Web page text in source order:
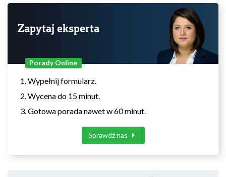
Zapytaj eksperta
Porady Online
Wypełnij formularz.
Wycena do 15 minut.
Gotowa porada nawet w 60 minut.
Sprawdź nas